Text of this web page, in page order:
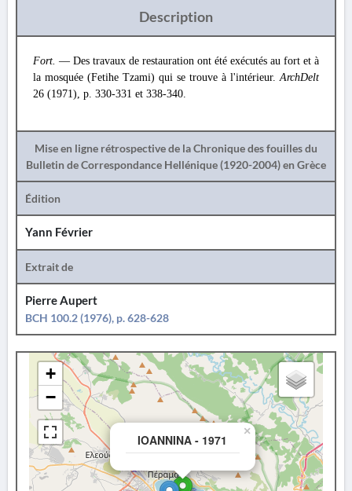
Description
Fort. — Des travaux de restauration ont été exécutés au fort et à
la mosquée (Fetihe Tzami) qui se trouve à l'intérieur.ArchDelt
26 (1971), p. 330-331 et 338-340.
Mise en ligne rétrospective de la Chronique des fouilles du
Bulletin de Correspondance Hellénique (1920-2004) en Grèce
Édition
Yann Février
Extrait de
Pierre Aupert
BCH 100.2 (1976), p. 628-628
IOANNINA - 1971
×
+
−